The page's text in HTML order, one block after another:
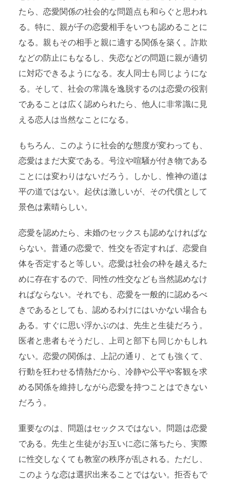
たら、恋愛関係の社会的な問題点も和らぐと思われ
る。特に、親が子の恋愛相手をいつも認めることに
なる。親もその相手と親に適する関係を築く。詐欺
などの防止にもなるし、失恋などの問題に親が適切
に対応できるようになる。友人同士も同じようにな
る。そして、社会の常識を逸脱するのは恋愛の役割
であることは広く認められたら、他人に非常識に見
える恋人は当然なことになる。
もちろん、このように社会的な態度が変わっても、
恋愛はまだ大変である。号泣や喧騒が付き物である
ことには変わりはないだろう。しかし、惟神の道は
平の道ではない。起伏は激しいが、その代償として
景色は素晴らしい。
恋愛を認めたら、未婚のセックスも認めなければな
らない。普通の恋愛で、性交を否定すれば、恋愛自
体を否定すると等しい。恋愛は社会の枠を越えるた
めに存在するので、同性の性交なども当然認めなけ
ればならない。それでも、恋愛を一般的に認めるべ
きであるとしても、認めるわけにはいかない場合も
ある。すぐに思い浮かぶのは、先生と生徒だろう。
医者と患者もそうだし、上司と部下も同じかもしれ
ない。恋愛の関係は、上記の通り、とても強くて、
行動を狂わせる情熱だから、冷静や公平や客観を求
める関係を維持しながら恋愛を持つことはできない
だろう。
重要なのは、問題はセックスではない。問題は恋愛
である。先生と生徒がお互いに恋に落ちたら、実際
に性交しなくても教室の秩序が乱される。ただし、
このような恋は選択出来ることではない。拒否もで